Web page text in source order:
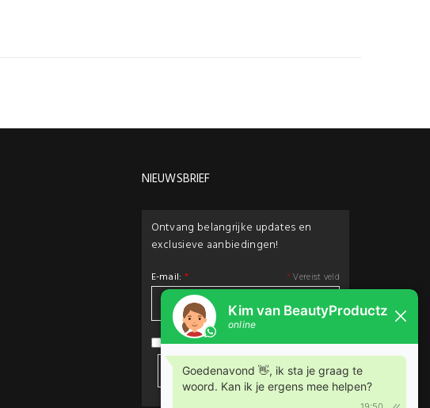
NIEUWSBRIEF
Ontvang belangrijke updates en
exclusieve aanbiedingen!
* Vereist veld
E-mail: *
Ik ga akkoord met hetprivacybeleid